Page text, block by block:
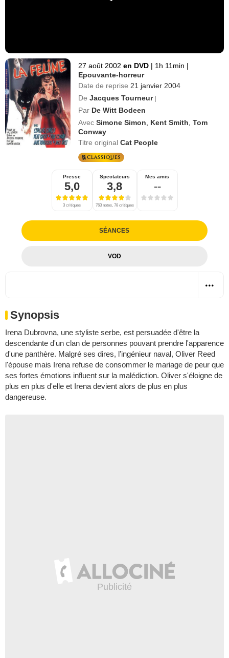
27 août 2002 en DVD | 1h 11min |
Epouvante-horreur
Date de reprise 21 janvier 2004
De Jacques Tourneur |
Par De Witt Bodeen
Avec Simone Simon Kent Smith ,Tom
Conway
Titre originalCat People
Presse
5,0
3 critiques
Spectateurs
3,8
763 notes, 78 critiques
Mes amis
--
SÉANCES
VOD
Synopsis
Irena Dubrovna, une styliste serbe, est persuadée d'être la
descendante d'un clan de personnes pouvant prendre l'apparence
d'une panthère. Malgré ses dires, l'ingénieur naval, Oliver Reed
l'épouse mais Irena refuse de consommer le mariage de peur que
ses fortes émotions influent sur la malédiction. Oliver s'éloigne de
plus en plus d'elle et Irena devient alors de plus en plus
dangereuse.